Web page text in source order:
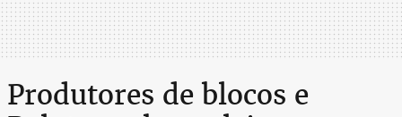
Produtores de blocos e